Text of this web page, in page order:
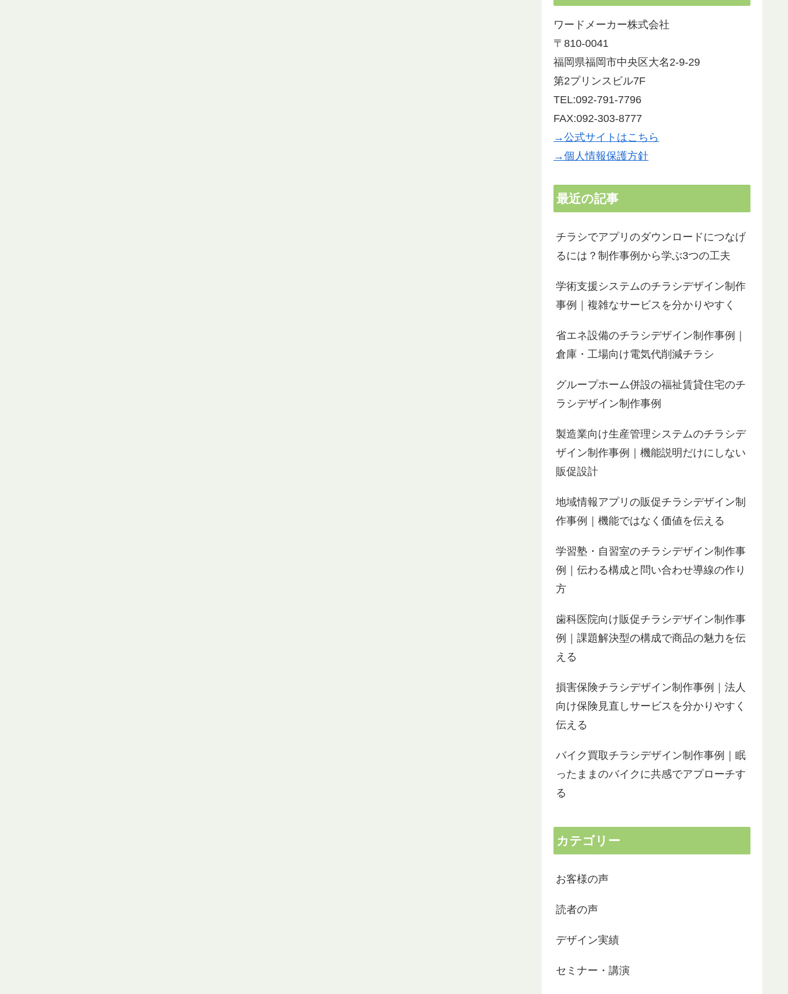
ワードメーカー株式会社
〒810-0041
福岡県福岡市中央区大名2-9-29
第2プリンスビル7F
TEL:092-791-7796
FAX:092-303-8777
→公式サイトはこちら
→個人情報保護方針
最近の記事
チラシでアプリのダウンロードにつなげ
るには？制作事例から学ぶ3つの工夫
学術支援システムのチラシデザイン制作
事例｜複雑なサービスを分かりやすく
省エネ設備のチラシデザイン制作事例｜
倉庫・工場向け電気代削減チラシ
グループホーム併設の福祉賃貸住宅のチ
ラシデザイン制作事例
製造業向け生産管理システムのチラシデ
ザイン制作事例｜機能説明だけにしない
販促設計
地域情報アプリの販促チラシデザイン制
作事例｜機能ではなく価値を伝える
学習塾・自習室のチラシデザイン制作事
例｜伝わる構成と問い合わせ導線の作り
方
歯科医院向け販促チラシデザイン制作事
例｜課題解決型の構成で商品の魅力を伝
える
損害保険チラシデザイン制作事例｜法人
向け保険見直しサービスを分かりやすく
伝える
バイク買取チラシデザイン制作事例｜眠
ったままのバイクに共感でアプローチす
る
カテゴリー
お客様の声
読者の声
デザイン実績
セミナー・講演